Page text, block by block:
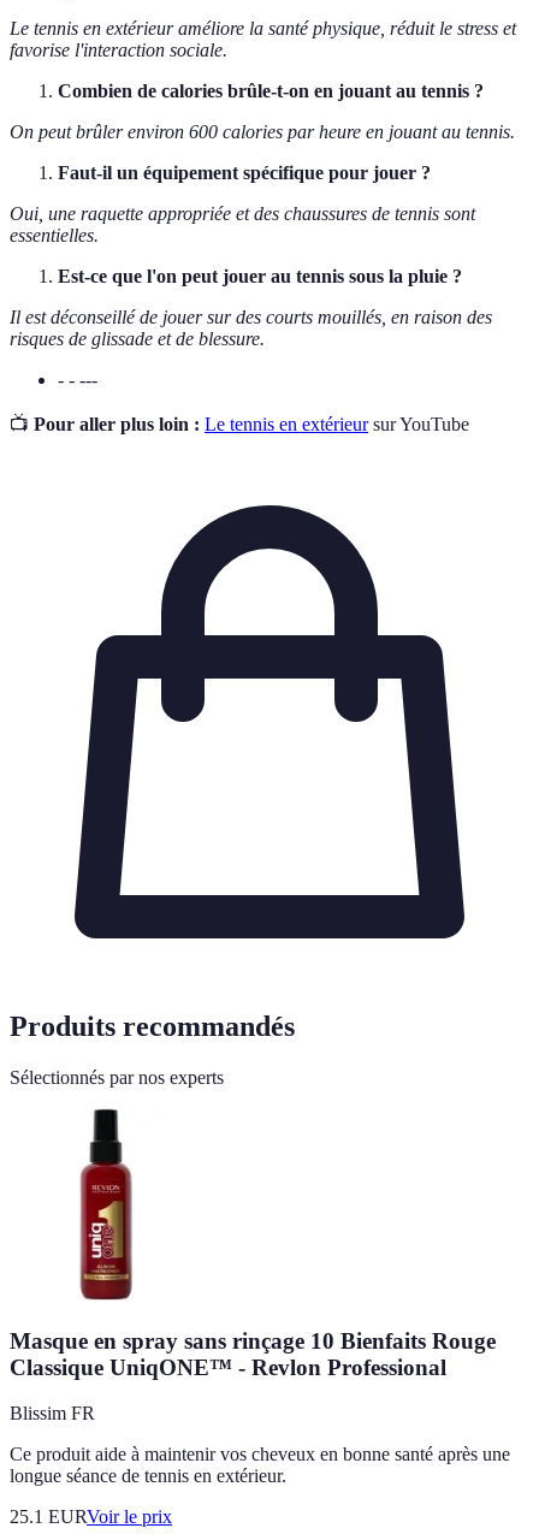
Le tennis en extérieur améliore la santé physique, réduit le stress et
favorise l'interaction sociale.
Combien de calories brûle-t-on en jouant au tennis ?
On peut brûler environ 600 calories par heure en jouant au tennis.
Faut-il un équipement spécifique pour jouer ?
Oui, une raquette appropriée et des chaussures de tennis sont
essentielles.
Est-ce que l'on peut jouer au tennis sous la pluie ?
Il est déconseillé de jouer sur des courts mouillés, en raison des
risques de glissade et de blessure.
- - ---
📺 Pour aller plus loin : Le tennis en extérieursur YouTube
Produits recommandés
Sélectionnés par nos experts
Masque en spray sans rinçage 10 Bienfaits Rouge
Classique UniqONE™ - Revlon Professional
Blissim FR
Ce produit aide à maintenir vos cheveux en bonne santé après une
longue séance de tennis en extérieur.
25.1 EURVoir le prix